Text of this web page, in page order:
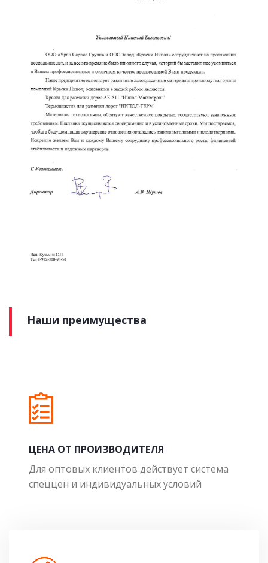
Наши преимущества
ЦЕНА ОТ ПРОИЗВОДИТЕЛЯ
Для оптовых клиентов действует система
спеццен и индивидуальных условий